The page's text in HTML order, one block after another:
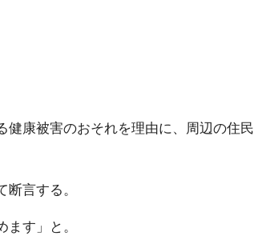
康被害のおそれを理由に、周辺の住民
言する。
す」と。